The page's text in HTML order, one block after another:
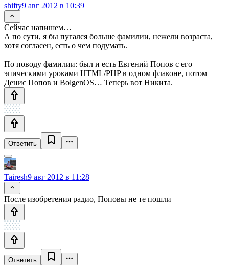
shifty9 авг 2012 в 10:39
Сейчас напишем…
А по сути, я бы пугался больше фамилии, нежели возраста,
хотя согласен, есть о чем подумать.
По поводу фамилии: был и есть Евгений Попов с его
эпическими уроками HTML/PHP в одном флаконе, потом
Денис Попов и BolgenOS… Теперь вот Никита.
Ответить
Tairesh9 авг 2012 в 11:28
После изобретения радио, Поповы не те пошли
Ответить